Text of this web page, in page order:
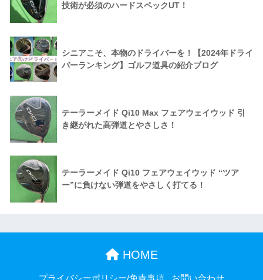
技術が必須のハードスペックUT！
シニアこそ、本物のドライバーを！【2024年ドライ
バーランキング】ゴルフ道具の紹介ブログ
テーラーメイド Qi10 Max フェアウェイウッド 引
き継がれた高弾道とやさしさ！
テーラーメイド Qi10 フェアウェイウッド “ツア
ー”に負けない弾道をやさしく打てる！
HOME